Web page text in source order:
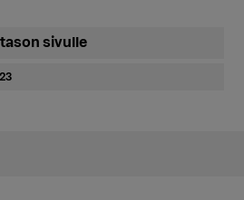
sivulle